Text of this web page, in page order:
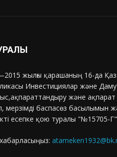
жылғы қарашаның 16-да
Инвестициялар және Даму
және ақпарат
мерзімді баспасөз басылымын
есепке қою туралы "№15705-Г"